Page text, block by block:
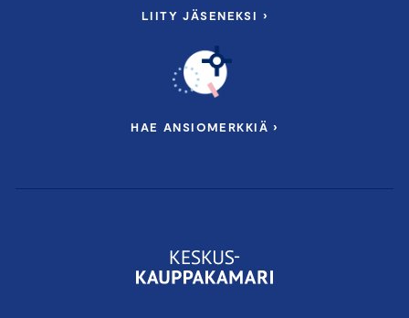
LIITY JÄSENEKSI ›
HAE ANSIOMERKKIÄ ›